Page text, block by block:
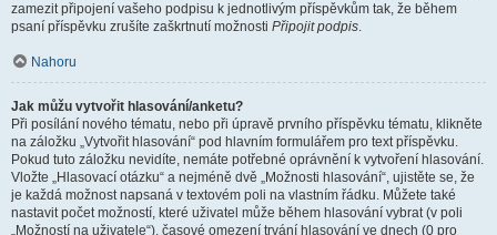
zamezit připojení vašeho podpisu k jednotlivým příspěvkům tak, že během
psaní příspěvku zrušíte zaškrtnutí možnosti Připojit podpis.
Nahoru
Jak můžu vytvořit hlasování/anketu?
Při posílání nového tématu, nebo při úpravě prvního příspěvku tématu, klikněte
na záložku „Vytvořit hlasování“ pod hlavním formulářem pro text příspěvku.
Pokud tuto záložku nevidíte, nemáte potřebné oprávnění k vytvoření hlasování.
Vložte „Hlasovací otázku“ a nejméně dvě „Možnosti hlasování“, ujistěte se, že
je každá možnost napsaná v textovém poli na vlastním řádku. Můžete také
nastavit počet možností, které uživatel může během hlasování vybrat (v poli
„Možností na uživatele“), časové omezení trvání hlasování ve dnech (0 pro